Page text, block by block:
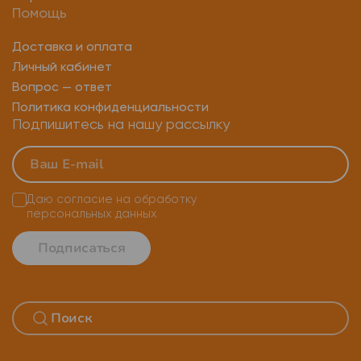
Крипто кошелек биткоин
Помощь
Доставка и оплата
Личный кабинет
Вопрос — ответ
Политика конфиденциальности
Подпишитесь на нашу рассылку
Подписаться
Даю согласие на обработку
персональных данных